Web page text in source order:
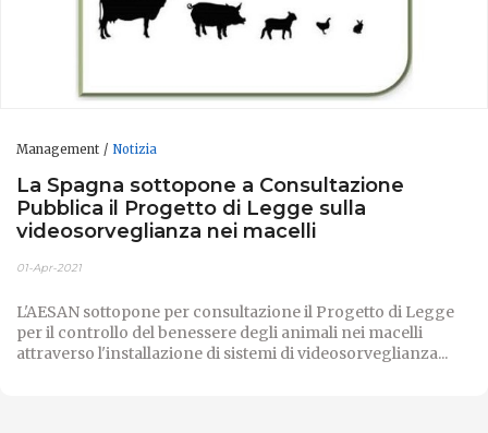
Management Notizia
La Spagna sottopone a Consultazione
Pubblica il Progetto di Legge sulla
videosorveglianza nei macelli
01-Apr-2021
L'AESAN sottopone per consultazione il Progetto di Legge
per il controllo del benessere degli animali nei macelli
attraverso l'installazione di sistemi di videosorveglianza...